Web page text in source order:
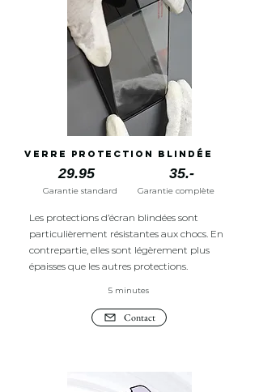
Verre protection blindée
29.95 35.-
Garantie standard Garantie complète
Les protections d’écran blindées sont
particulièrement résistantes aux chocs. En
contrepartie, elles sont légèrement plus
épaisses que les autres protections.
5 minutes
Contact